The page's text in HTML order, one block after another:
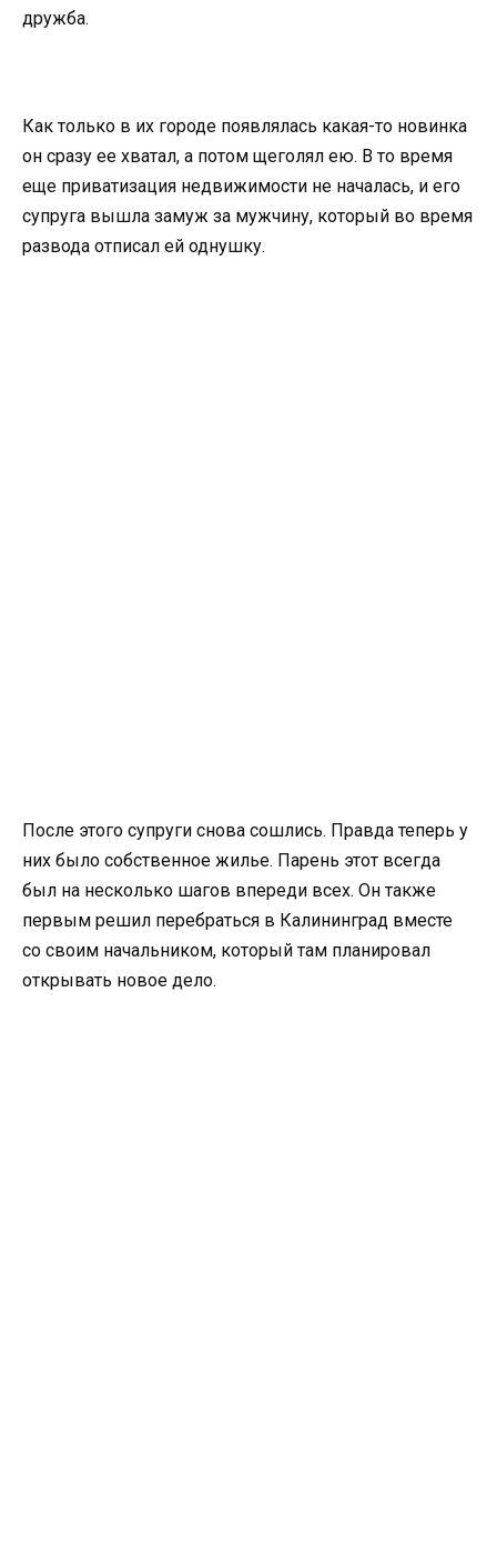
дружба.
Как только в их городе появлялась какая-то новинка
он сразу ее хватал, а потом щеголял ею. В то время
еще приватизация недвижимости не началась, и его
супруга вышла замуж за мужчину, который во время
развода отписал ей однушку.
После этого супруги снова сошлись. Правда теперь у
них было собственное жилье. Парень этот всегда
был на несколько шагов впереди всех. Он также
первым решил перебраться в Калининград вместе
со своим начальником, который там планировал
открывать новое дело.